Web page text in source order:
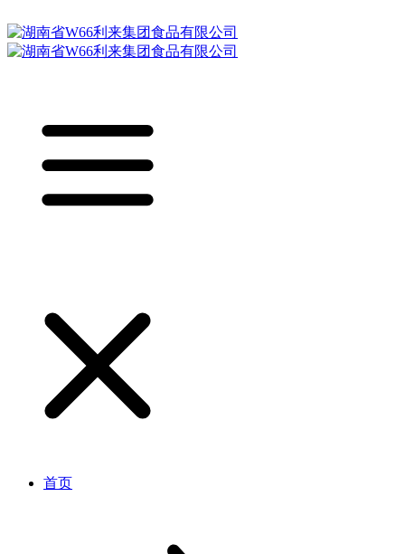
首页